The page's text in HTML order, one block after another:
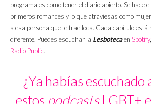
programa es como tener el diario abierto. Se hace
primeros romances y lo que atraviesas como
a esa persona que te trae loca. Cada capítulo está
diferente. Puedes escuchar la Lesbotecaen Spotify,
Radio Public.
¿Ya habías escuchado
estos podcastsLGBT+